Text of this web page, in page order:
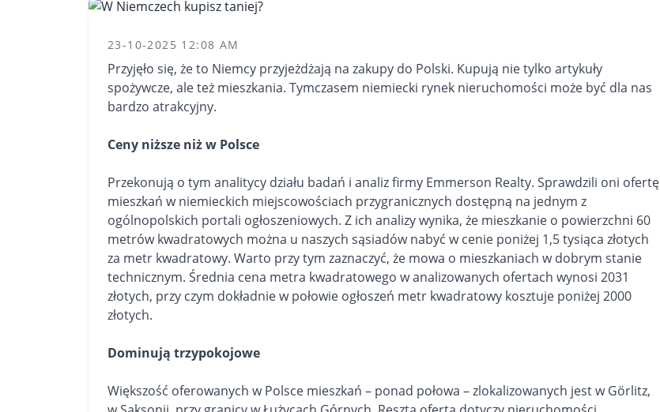
23-10-2025 12:08 AM
Przyjęło się, że to Niemcy przyjeżdżają na zakupy do Polski. Kupują nie tylko artykuły
spożywcze, ale też mieszkania. Tymczasem niemiecki rynek nieruchomości może być dla nas
bardzo atrakcyjny.
Ceny niższe niż w Polsce
Przekonują o tym analitycy działu badań i analiz firmy Emmerson Realty. Sprawdzili oni ofertę
mieszkań w niemieckich miejscowościach przygranicznych dostępną na jednym z
ogólnopolskich portali ogłoszeniowych. Z ich analizy wynika, że mieszkanie o powierzchni 60
metrów kwadratowych można u naszych sąsiadów nabyć w cenie poniżej 1,5 tysiąca złotych
za metr kwadratowy. Warto przy tym zaznaczyć, że mowa o mieszkaniach w dobrym stanie
technicznym. Średnia cena metra kwadratowego w analizowanych ofertach wynosi 2031
złotych, przy czym dokładnie w połowie ogłoszeń metr kwadratowy kosztuje poniżej 2000
złotych.
Dominują trzypokojowe
Większość oferowanych w Polsce mieszkań – ponad połowa – zlokalizowanych jest w Görlitz,